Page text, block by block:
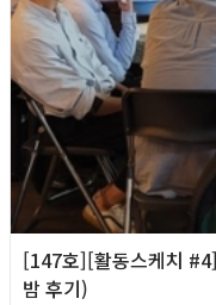
[147호][활동스케치
밤 후기)